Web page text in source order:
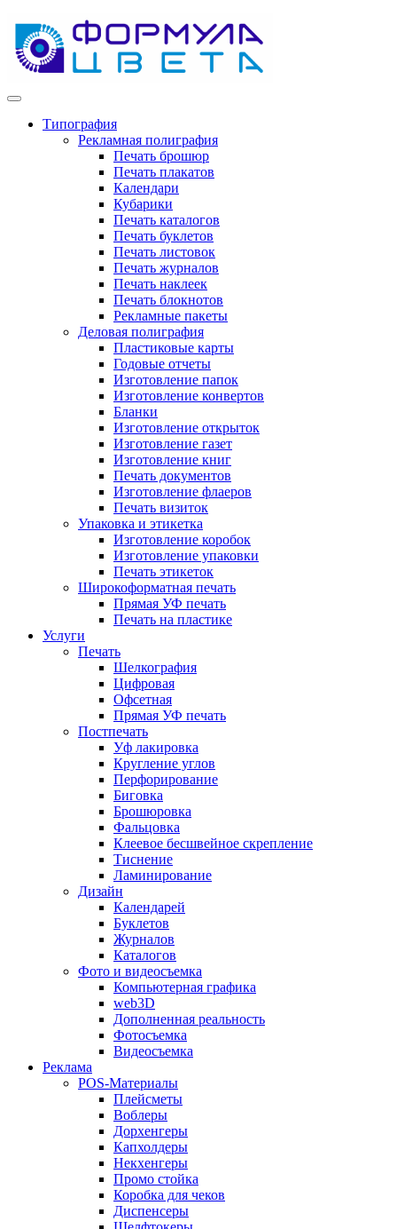
Типография
Рекламная полиграфия
Печать брошюр
Печать плакатов
Календари
Кубарики
Печать каталогов
Печать буклетов
Печать листовок
Печать журналов
Печать наклеек
Печать блокнотов
Рекламные пакеты
Деловая полиграфия
Пластиковые карты
Годовые отчеты
Изготовление папок
Изготовление конвертов
Бланки
Изготовление открыток
Изготовление газет
Изготовление книг
Печать документов
Изготовление флаеров
Печать визиток
Упаковка и этикетка
Изготовление коробок
Изготовление упаковки
Печать этикеток
Широкоформатная печать
Прямая УФ печать
Печать на пластике
Услуги
Печать
Шелкография
Цифровая
Офсетная
Прямая УФ печать
Постпечать
Уф лакировка
Кругление углов
Перфорирование
Биговка
Брошюровка
Фальцовка
Клеевое бесшвейное скрепление
Тиснение
Ламинирование
Дизайн
Календарей
Буклетов
Журналов
Каталогов
Фото и видеосъемка
Компьютерная графика
web3D
Дополненная реальность
Фотосъемка
Видеосъемка
Реклама
POS-Материалы
Плейсметы
Воблеры
Дорхенгеры
Капхолдеры
Некхенгеры
Промо стойка
Коробка для чеков
Диспенсеры